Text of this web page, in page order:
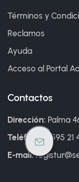
Términos y
Reclamos
Ayuda
Acceso al Portal
Contactos
Dirección: Palma
Teléfono:+595 21
E-mail: